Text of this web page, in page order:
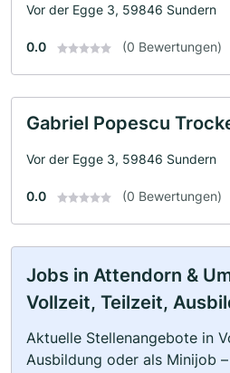
Vor der Egge 3, 59846 Sundern
0.0 (0 Bewertungen)
Gabriel Popescu
Vor der Egge 3, 59846 Sundern
0.0 (0 Bewertungen)
Jobs in Attendorn &
Vollzeit, Teilzeit,
Aktuelle Stellenangebote in
Ausbildung oder als Minijob